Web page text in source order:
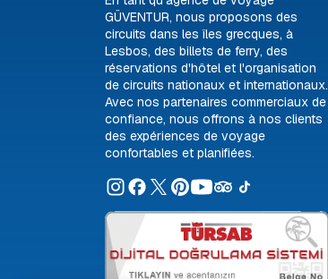
GÜVENTUR, nous proposons des
circuits dans les îles grecques, à
Lesbos, des billets de ferry, des
réservations d'hôtel et l'organisation
de circuits nationaux et internationaux.
Avec nos partenaires commerciaux de
confiance, nous offrons à nos clients
des expériences de voyage
confortables et planifiées.